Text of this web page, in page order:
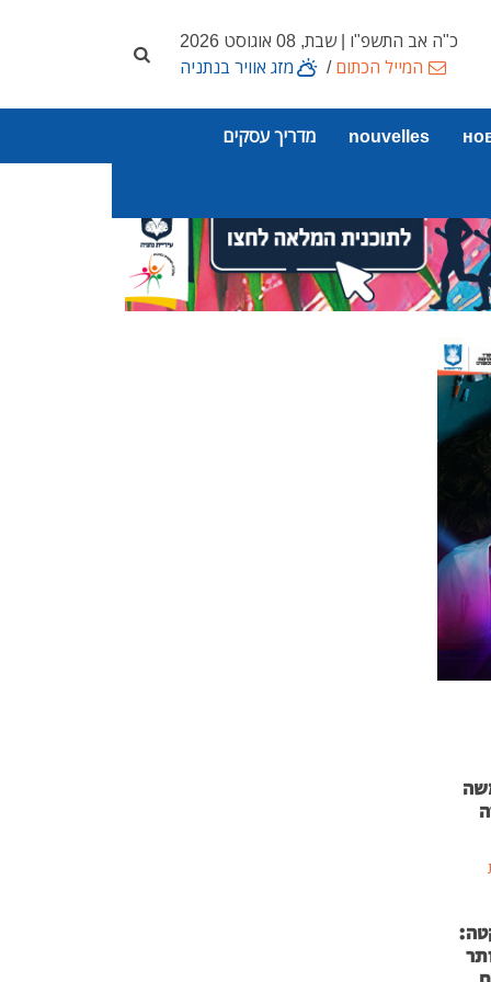
כ"ה אב התשפ"ו | שבת, 08 אוגוסט 2026
המייל הכתום/ מזג אוויר בנתניה
nouvelles מדריך עסקים
נמשה
אותר